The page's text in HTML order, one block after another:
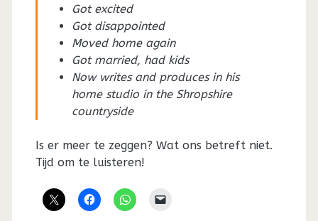
Got excited
Got disappointed
Moved home again
Got married, had kids
Now writes and produces in his
home studio in the Shropshire
countryside
Is er meer te zeggen? Wat ons betreft niet.
Tijd om te luisteren!